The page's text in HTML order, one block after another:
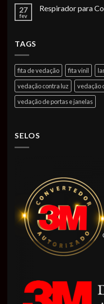
27
fev
Respirador para
TAGS
fita de vedação fita vinil
vedação contra luz
vedação
vedação de portas e janelas
SELOS